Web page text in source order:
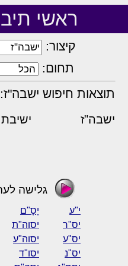
ראשי
קיצור:
תחום:
תוצאות חיפוש ישבה"ז:
ישבה"ז
גלישה
י"ע יָסָ"ם
יס"ר
יסוה"ת
יס"ע
יסוה"ע
יס"נ
יסו"ד